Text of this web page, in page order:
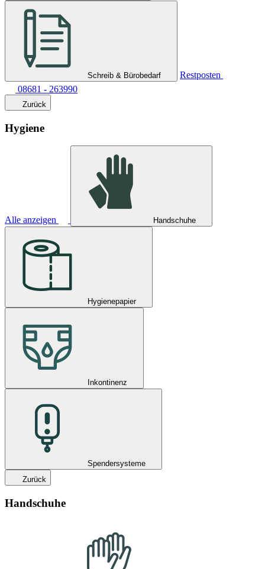
Schreib & Bürobedarf
Restposten
08681 - 263990
Zurück
Hygiene
Alle anzeigen Handschuhe
Hygienepapier
Inkontinenz
Spendersysteme
Zurück
Handschuhe